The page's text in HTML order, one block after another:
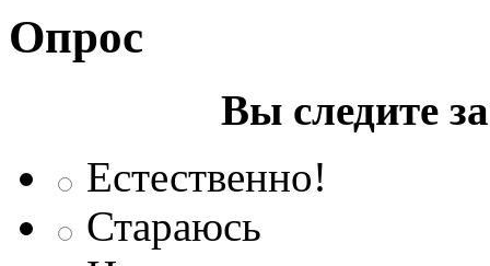
Опрос
Вы следите
Естественно!
Стараюсь